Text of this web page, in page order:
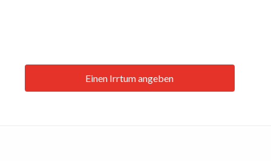
Einen Irrtum angeben